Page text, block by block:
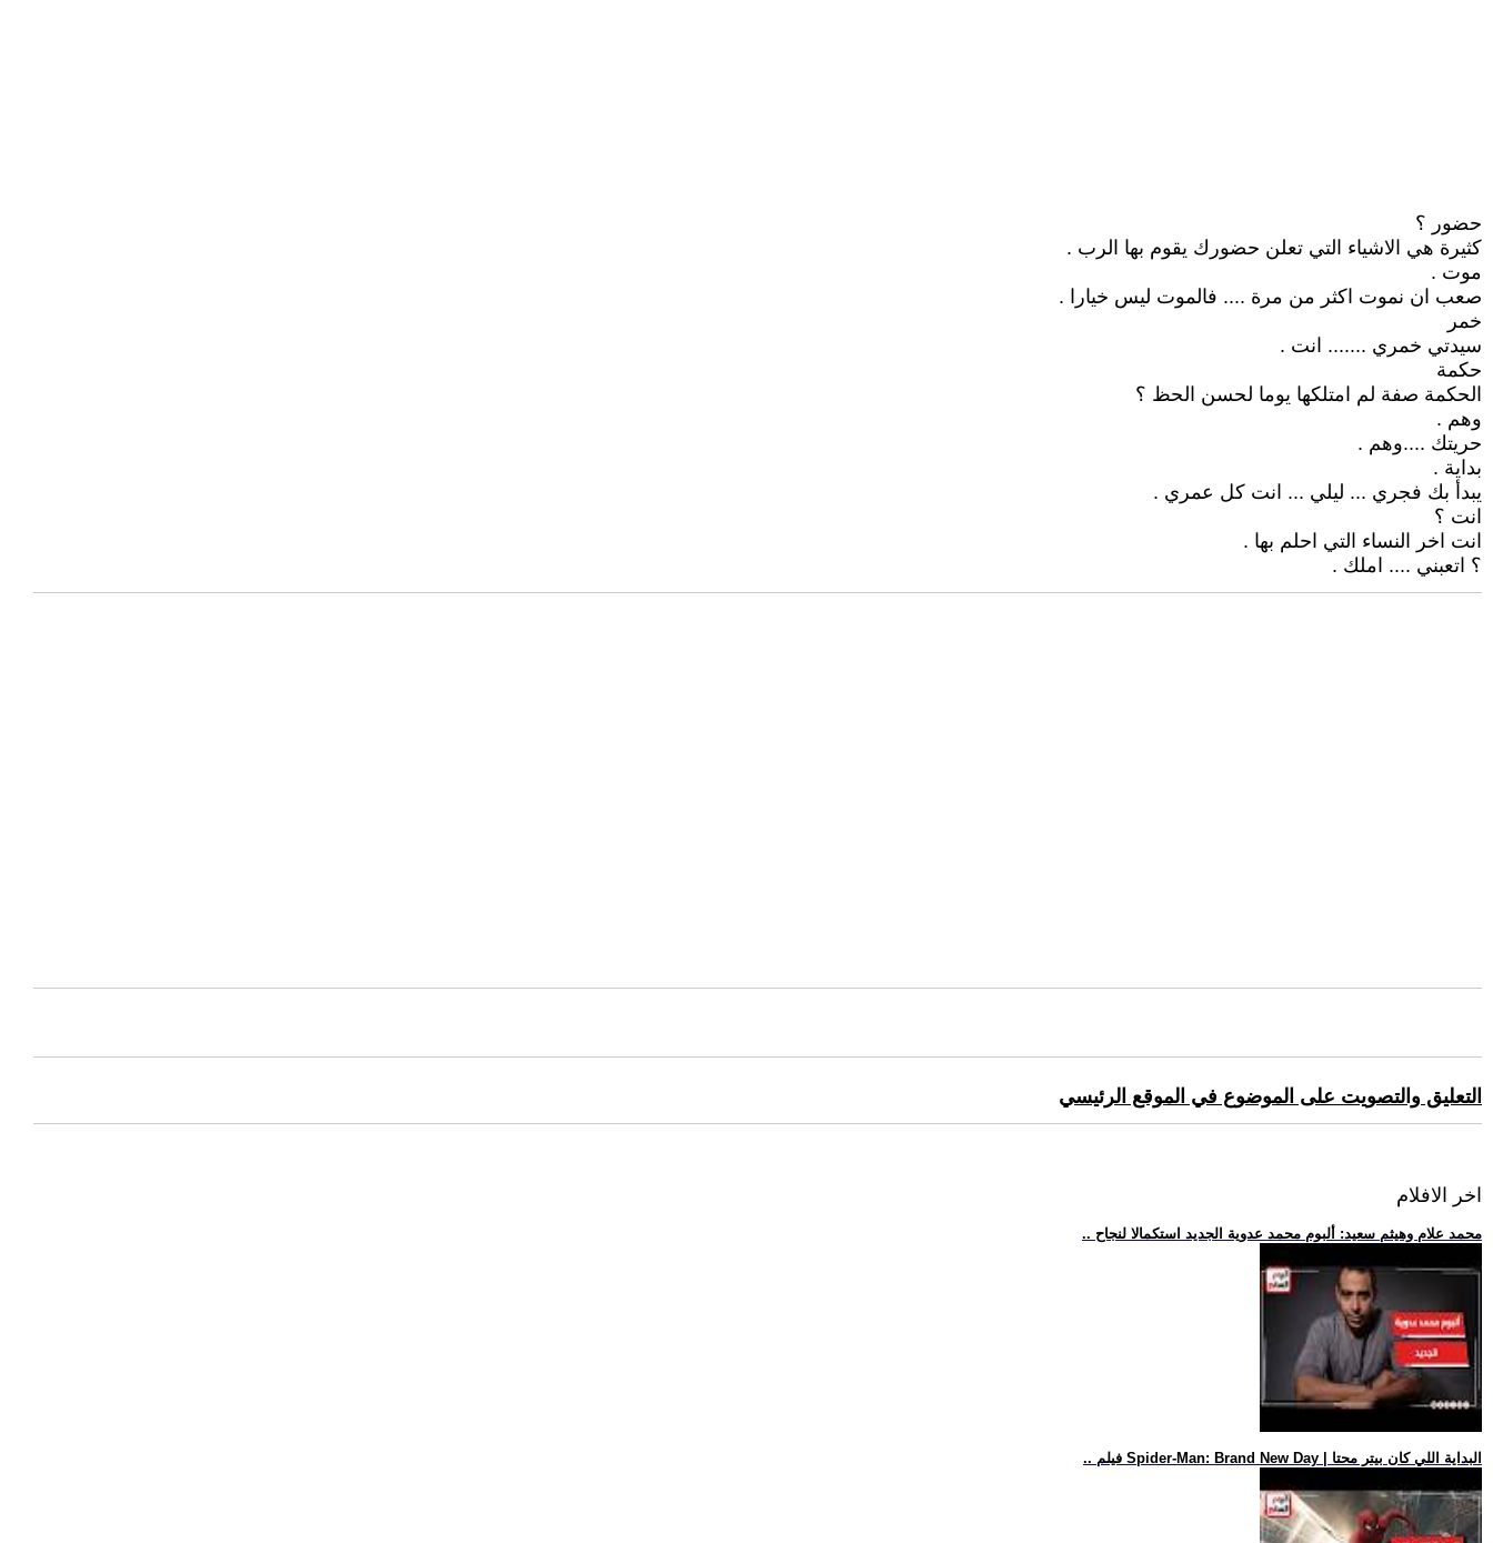
حضور ؟
كثيرة هي الاشياء التي تعلن حضورك يقوم بها الرب .‏
موت .‏
صعب ان نموت اكثر من مرة .... فالموت ليس خيارا .‏
خمر
سيدتي خمري ....... انت .‏
حكمة ‏
الحكمة صفة لم امتلكها يوما لحسن الحظ ؟
وهم .‏
حريتك ....وهم .‏
بداية .‏
يبدأ بك فجري ... ليلي ... انت كل عمري .‏
انت ؟
انت اخر النساء التي احلم بها .‏
؟ اتعبني .... املك .‏
التعليق والتصويت على الموضوع في الموقع الرئيسي
اخر الافلام
.. محمد علام وهيثم سعيد: ألبوم محمد عدوية الجديد استكمالا لنجاح
.. فيلم Spider-Man: Brand New Day | البداية اللي كان بيتر محتا